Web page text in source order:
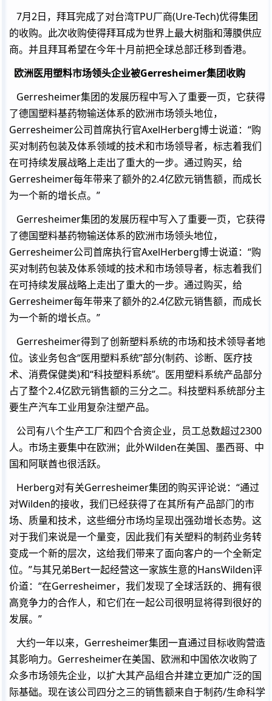
7月2日，拜耳完成了对台湾TPU厂商(Ure-Tech)优得集团
的收购。此次收购使得拜耳成为世界上最大树脂和薄膜供应
商。并且拜耳希望在今年十月前把全球总部迁移到香港。
欧洲医用塑料市场领头企业被Gerresheimer集团收购
Gerresheimer集团的发展历程中写入了重要一页，它获得
了德国塑料基药物输送体系的欧洲市场领头地位，
Gerresheimer公司首席执行官AxelHerberg博士说道：“购
买对制药包装及体系领域的技术和市场领导者，标志着我们
在可持续发展战略上走出了重大的一步。通过购买，给
Gerresheimer每年带来了额外的2.4亿欧元销售额，而成长
为一个新的增长点。”
Gerresheimer集团的发展历程中写入了重要一页，它获得
了德国塑料基药物输送体系的欧洲市场领头地位，
Gerresheimer公司首席执行官AxelHerberg博士说道：“购
买对制药包装及体系领域的技术和市场领导者，标志着我们
在可持续发展战略上走出了重大的一步。通过购买，给
Gerresheimer每年带来了额外的2.4亿欧元销售额，而成长
为一个新的增长点。”
Gerresheimer得到了创新塑料系统的市场和技术领导者地
位。该业务包含“医用塑料系统”部分(制药、诊断、医疗技
术、消费保健类)和“科技塑料系统”。医用塑料系统产品部分
占了整个2.4亿欧元销售额的三分之二。科技塑料系统部分主
要生产汽车工业用复杂注塑产品。
公司有八个生产工厂和四个合资企业，员工总数超过2300
人。市场主要集中在欧洲；此外Wilden在美国、墨西哥、中
国和阿联酋也很活跃。
Herberg对有关Gerresheimer集团的购买评论说：“通过
对Wilden的接收，我们已经获得了在其所有产品部门的市
场、质量和技术，这些细分市场均呈现出强劲增长态势。这
对于我们来说是一个量变，因此我们有关塑料的制药业务转
变成一个新的层次，这给我们带来了面向客户的一个全新定
位。”与其兄弟Bert一起经营这一家族生意的HansWilden评
价道：“在Gerresheimer，我们发现了全球活跃的、拥有很
高竞争力的合作人，和它们在一起公司很明显将得到很好的
发展。”
大约一年以来，Gerresheimer集团一直通过目标收购营造
其影响力。Gerresheimer在美国、欧洲和中国依次收购了
众多市场领先企业，以扩大其产品组合并建立更加广泛的国
际基础。现在该公司四分之三的销售额来自于制药/生命科学